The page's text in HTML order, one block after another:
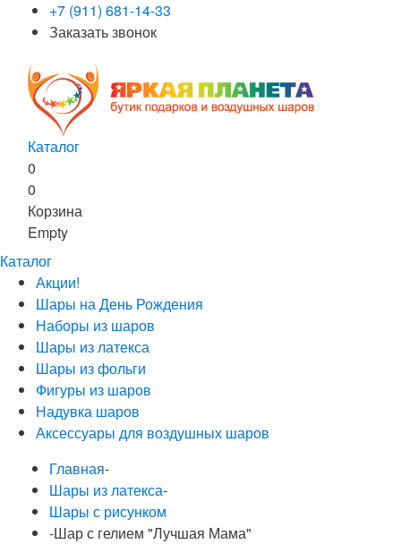
+7 (911) 681-14-33
Заказать звонок
Каталог
0
0
Корзина
Empty
Каталог
Акции!
Шары на День Рождения
Наборы из шаров
Шары из латекса
Шары из фольги
Фигуры из шаров
Надувка шаров
Аксессуары для воздушных шаров
Главная-
Шары из латекса-
Шары с рисунком
-Шар с гелием "Лучшая Мама"